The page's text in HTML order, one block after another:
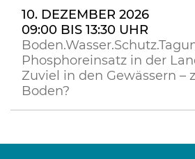
10. DEZEMBER 2026
09:00 BIS 13:30 UHR
Phosphoreinsatz in der
Zuviel in den Gewässern –
Boden?